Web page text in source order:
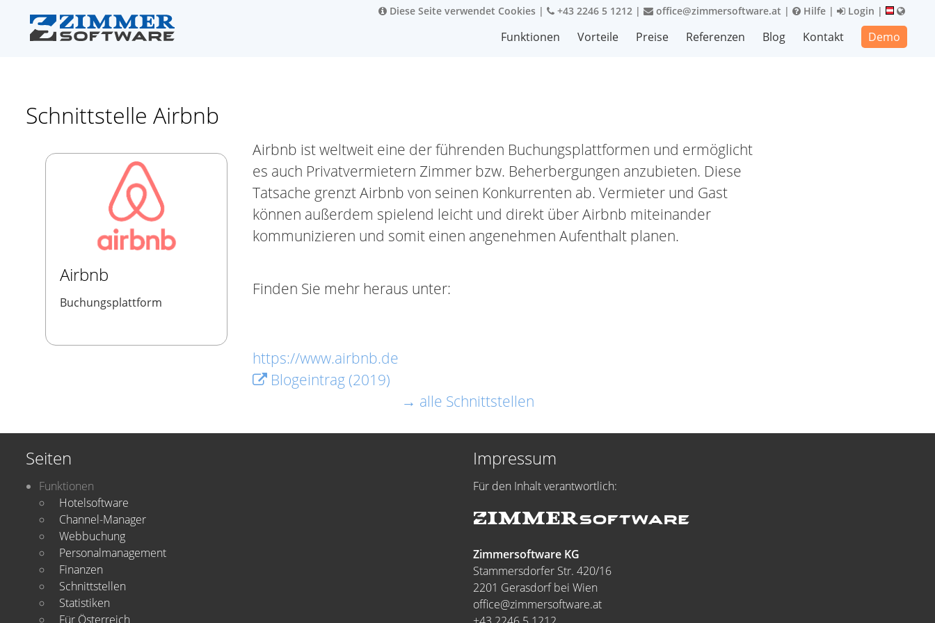
Diese Seite verwendet Cookies | +43 2246 5 1212 | office@zimmersoftware.at | Hilfe | Login |
Funktionen Vorteile Preise Referenzen Blog Kontakt Demo
Schnittstelle Airbnb
Airbnb
Buchungsplattform
Airbnb ist weltweit eine der führenden Buchungsplattformen und ermöglicht
es auch Privatvermietern Zimmer bzw. Beherbergungen anzubieten. Diese
Tatsache grenzt Airbnb von seinen Konkurrenten ab. Vermieter und Gast
können außerdem spielend leicht und direkt über Airbnb miteinander
kommunizieren und somit einen angenehmen Aufenthalt planen.
Finden Sie mehr heraus unter:
https://www.airbnb.de
Blogeintrag (2019)
→ alle Schnittstellen
Seiten
Funktionen
Hotelsoftware
Channel-Manager
Webbuchung
Personalmanagement
Finanzen
Schnittstellen
Statistiken
Für Österreich
Impressum
Für den Inhalt verantwortlich:
Zimmersoftware KG
Stammersdorfer Str. 420/16
2201 Gerasdorf bei Wien
office@zimmersoftware.at